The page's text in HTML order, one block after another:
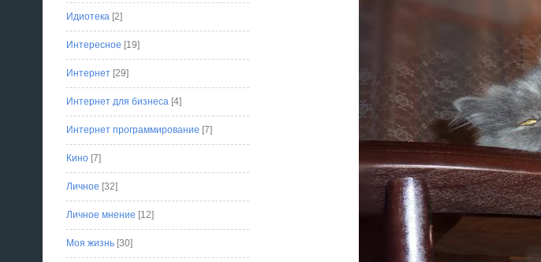
Идиотека[2]
Интересное [19]
Интернет[29]
Интернет для бизнеса[4]
Интернет программирование [7]
Кино[7]
Личное [32]
Личное мнение [12]
Моя жизнь[30]